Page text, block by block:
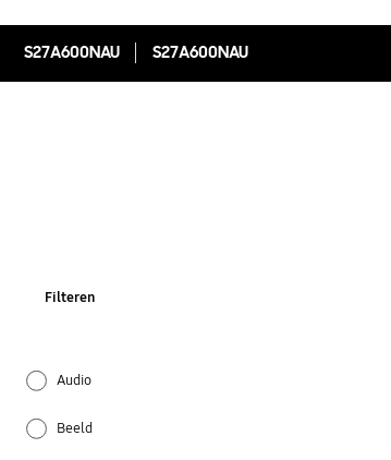
S27A600NAU S27A600NAU
Filteren
Audio
Beeld